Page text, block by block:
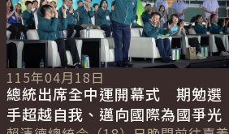
115年04月18日
總統出席全中運開幕式 期勉選
手超越自我、邁向國際為國爭光